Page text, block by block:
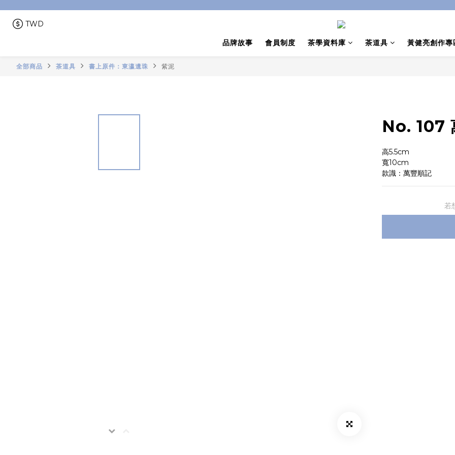
TWD
品牌故事 會員制度 茶學資料庫 茶道具 黃健亮創作專
全部商品 茶道具 書上原件：東瀛遺珠 紫泥
No. 107
高5.5cm
寬10cm
款識：萬豐順記
若